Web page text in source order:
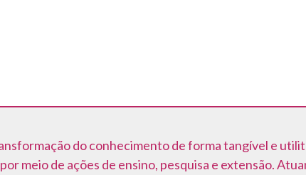
do conhecimento de forma tangível e
meio de ações de ensino, pesquisa e extensão.